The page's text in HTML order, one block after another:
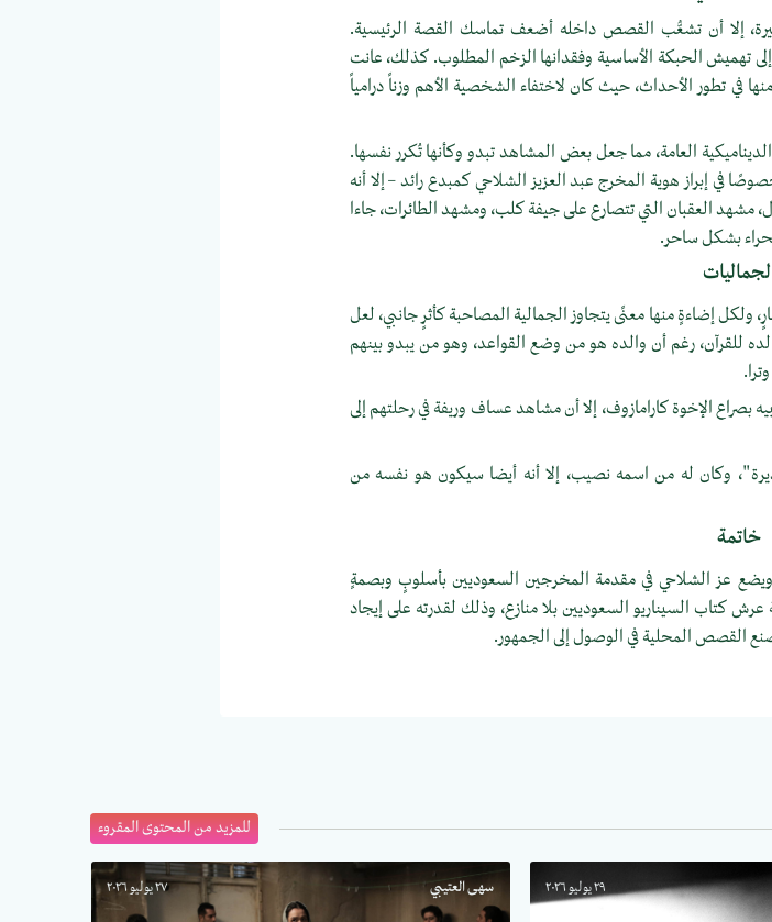
إلا أن تشعُّب القصص داخله أضعف تماسك القصة الرئيسية.
تهميش الحبكة الأساسية وفقدانها الزخم المطلوب. كذلك، عانت
في تطور الأحداث، حيث كان لاختفاء الشخصية الأهم وزناً درامياً
العامة، مما جعل بعض المشاهد تبدو وكأنها تُكرر نفسها.
في إبراز هوية المخرج عبد العزيز الشلاحي كمبدع رائد – إلا أنه
مشهد العقبان التي تتصارع على جيفة كلب، ومشهد الطائرات، جاءا
بشكل ساحر.
إضاءةٍ منها معنًى يتجاوز الجمالية المصاحبة كأثرٍ جانبي، لعل
للقرآن، رغم أن والده هو من وضع القواعد، وهو من يبدو بينهم
بصراع الإخوة كارامازوف، إلا أن مشاهد عساف وريفة في رحلتهم إلى
وكان له من اسمه نصيب، إلا أنه أيضا سيكون هو نفسه من
خاتمة
ويضع عز الشلاحي في مقدمة المخرجين السعوديين بأسلوبٍ وبصمةٍ
كتاب السيناريو السعوديين بلا منازع، وذلك لقدرته على إيجاد
القصص المحلية في الوصول إلى الجمهور.
للمزيد من المحتوى المقروء
٢٩ يوليو ٢٠٢٦ سهى العتيبي ٢٧ يوليو ٢٠٢٦